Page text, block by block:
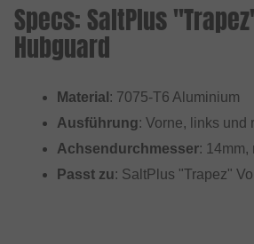
Specs: SaltPlus
Hubguard
Material : 7075-T6 Aluminium
Ausführung: Vorne, links und
Achsendurchmesser: 14mm,
Passt zu: SaltPlus "Trapez"